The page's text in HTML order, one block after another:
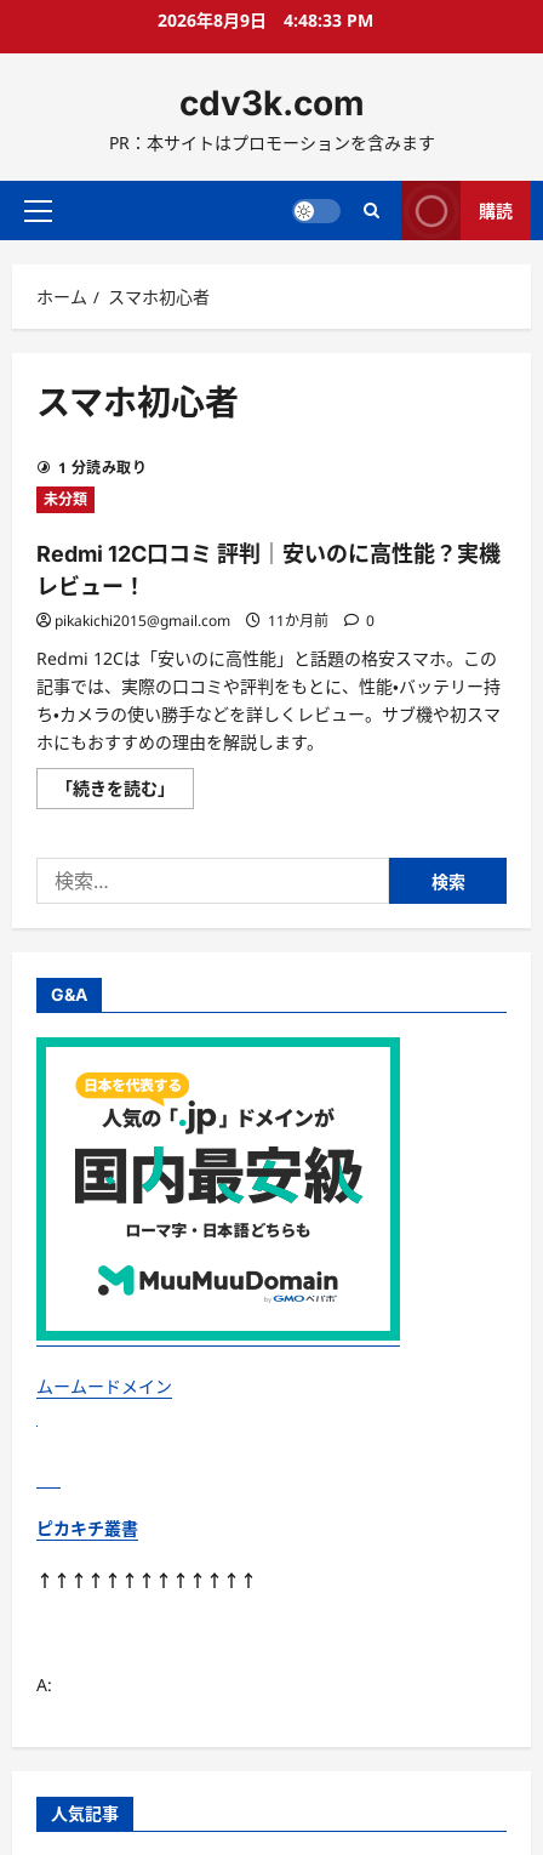
ス
ッ
2026年8月9日 4:48:33 PM
cdv3k.com
PR：本サイトはプロモーションを含みます
メ
メ
ニ
ー
購読
ホーム スマホ初心者
スマホ初心者
1 分読み取り
未分類
Redmi 12C口コミ 評判｜安いのに高性能？実機
レビュー！
pikakichi2015@gmail.com 11か月前 0
Redmi 12Cは「安いのに高性能」と話題の格安スマホ。この
記事では、実際の口コミや評判をもとに、性能・バッテリー持
ち・カメラの使い勝手などを詳しくレビュー。サブ機や初スマ
ホにもおすすめの理由を解説します。
「続きを読む」
12C
ミ
｜
安
性
実
レ
ビ
ュ
ー！
つ
い
て
さ
ら
に
む
索:
G&A
ムームードメイン
ピカキチ叢書
↑↑↑↑↑↑↑↑↑↑↑↑↑
A:
人気記事